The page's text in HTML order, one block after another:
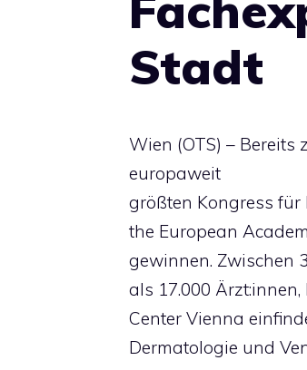
Stadt
Wien (OTS) –
europaweit
größten Kongress für
the European
gewinnen. Zwischen
als 17.000
Center Vienna
Dermatologie und